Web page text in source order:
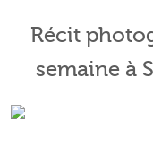
Récit
semaine à